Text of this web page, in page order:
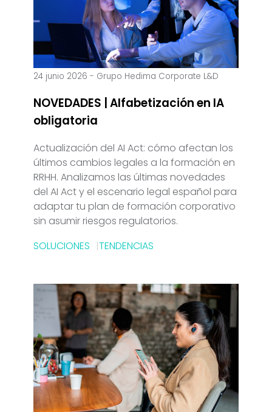
24 junio 2026 - Grupo Hedima Corporate L&D
NOVEDADES | Alfabetización en IA
obligatoria
Actualización del AI Act: cómo afectan los
últimos cambios legales a la formación en
RRHH. Analizamos las últimas novedades
del AI Act y el escenario legal español para
adaptar tu plan de formación corporativo
sin asumir riesgos regulatorios.
SOLUCIONES
TENDENCIAS